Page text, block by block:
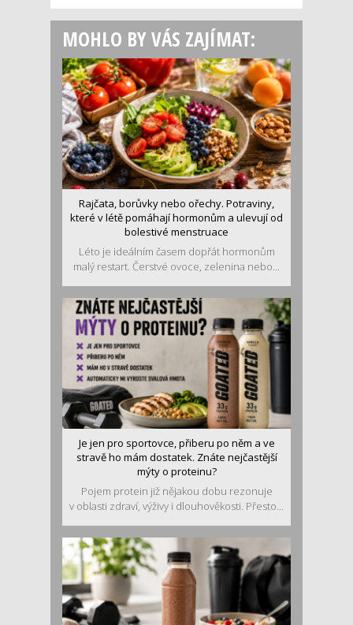
MOHLO BY VÁS ZAJÍMAT:
Rajčata, borůvky nebo ořechy. Potraviny,
které v létě pomáhají hormonům a ulevují od
bolestivé menstruace
Léto je ideálním časem dopřát hormonům
malý restart. Čerstvé ovoce, zelenina nebo...
Je jen pro sportovce, přiberu po něm a ve
stravě ho mám dostatek. Znáte nejčastější
mýty o proteinu?
Pojem protein již nějakou dobu rezonuje
v oblasti zdraví, výživy i dlouhověkosti. Přesto...